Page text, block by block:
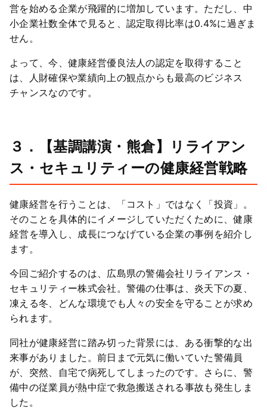
営を始める企業が飛躍的に増加しています。ただし、中
小企業社数全体で見ると、認定取得比率は0.4%に過ぎま
せん。
よって、今、健康経営優良法人の認定を取得すること
は、人財確保や業績向上の観点からも最高のビジネス
チャンスなのです。
３．【基調講演・熊倉】リライアン
ス・セキュリティーの健康経営戦略
健康経営を行うことは、「コスト」ではなく「投資」。
そのことを具体的にイメージしていただくために、健康
経営を導入し、成長につなげている企業の事例を紹介し
ます。
今回ご紹介するのは、広島県の警備会社リライアンス・
セキュリティー株式会社。警備の仕事は、炎天下の夏、
凍える冬、どんな環境でも人々の安全を守ることが求め
られます。
同社が健康経営に踏み切った背景には、ある衝撃的な出
来事がありました。前日まで元気に働いていた警備員
が、突然、自宅で病死してしまったのです。さらに、警
備中の従業員が熱中症で救急搬送される事故も発生しま
した。